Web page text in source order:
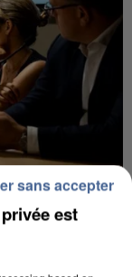
UN ÉLAN
est
sans accepter